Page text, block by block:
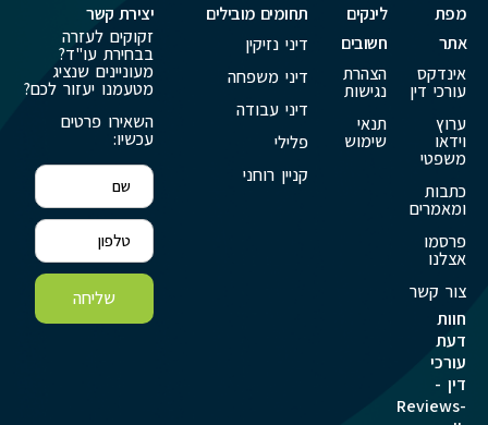
מפת
אתר
אינדקס
עורכי דין
ערוץ
וידאו
משפטי
כתבות
ומאמרים
פרסמו
אצלנו
צור קשר
חוות
דעת
עורכי
דין -
Reviews-
לינקים
חשובים
הצהרת
נגישות
תנאי
שימוש
תחומים מובילים
דיני נזיקין
דיני משפחה
דיני עבודה
פלילי
קניין רוחני
יצירת קשר
זקוקים לעזרה
בבחירת עו"ד?
מעוניינים שנציג
מטעמנו יעזור לכם?
השאירו פרטים
עכשיו:
שליחה